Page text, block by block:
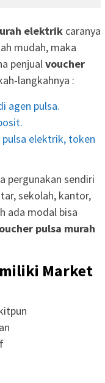
elektrik caranya
mudah, maka
penjualvoucher
langkahnya :
agen pulsa.
elektrik, token
pergunakan sendiri
sekolah, kantor,
ada modal bisa
pulsa murah
Market